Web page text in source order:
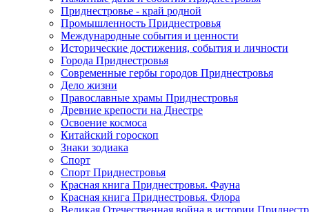
Приднестровье - край родной
Промышленность Приднестровья
Международные события и ценности
Исторические достижения, события и личности
Города Приднестровья
Современные гербы городов Приднестровья
Дело жизни
Православные храмы Приднестровья
Древние крепости на Днестре
Освоение космоса
Китайский гороскоп
Знаки зодиака
Спорт
Спорт Приднестровья
Красная книга Приднестровья. Фауна
Красная книга Приднестровья. Флора
Великая Отечественная война в истории